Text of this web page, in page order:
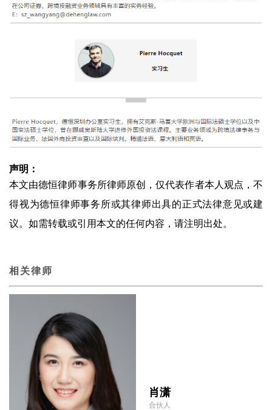
声明：
本文由德恒律师事务所律师原创，仅代表作者本人观点，不
得视为德恒律师事务所或其律师出具的正式法律意见或建
议。如需转载或引用本文的任何内容，请注明出处。
相关律师
肖潇
合伙人